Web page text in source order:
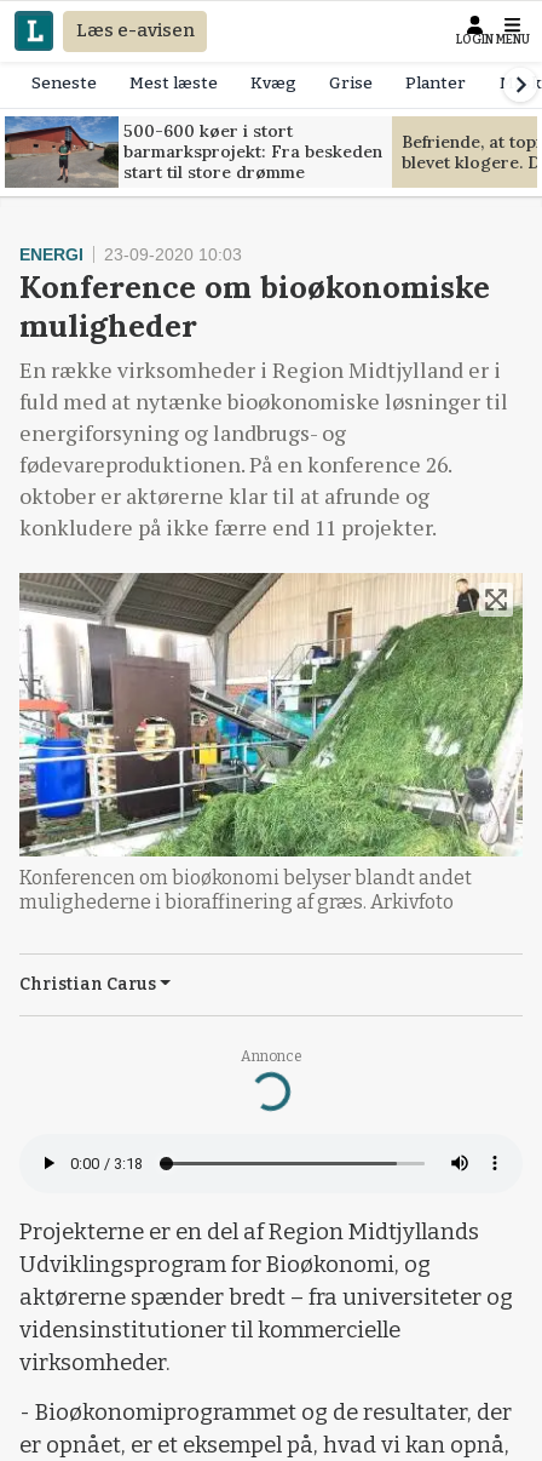
Læs e-avisen LOGIN MENU
Seneste Mest læste Kvæg Grise Planter
500-600 køer i stort
barmarksprojekt: Fra beskeden
start til store drømme
Befriende, at
blevet klogere.
Annonce
Loading...
ENERGI 23-09-2020 10:03
Konference om bioøkonomiske
muligheder
En række virksomheder i Region Midtjylland er i
fuld med at nytænke bioøkonomiske løsninger til
energiforsyning og landbrugs- og
fødevareproduktionen. På en konference 26.
oktober er aktørerne klar til at afrunde og
konkludere på ikke færre end 11 projekter.
Konferencen om bioøkonomi belyser blandt andet
mulighederne i bioraffinering af græs. Arkivfoto
Christian Carus
Projekterne er en del af Region Midtjyllands
Udviklingsprogram for Bioøkonomi, og
aktørerne spænder bredt – fra universiteter og
vidensinstitutioner til kommercielle
virksomheder.
- Bioøkonomiprogrammet og de resultater, der
er opnået, er et eksempel på, hvad vi kan opnå,